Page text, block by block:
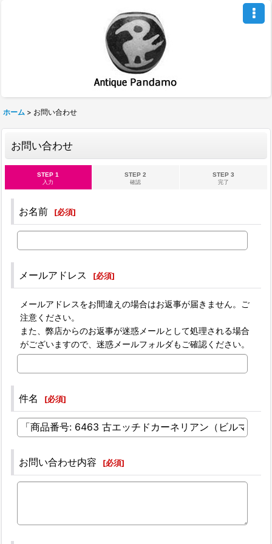
ホーム > お問い合わせ
お問い合わせ
STEP 1
入力
STEP 2
確認
STEP 3
完了
お名前 [必須]
メールアドレス [必須]
メールアドレスをお間違えの場合はお返事が届きません。ご
注意ください。
また、弊店からのお返事が迷惑メールとして処理される場合
がございますので、迷惑メールフォルダもご確認ください。
件名 [必須]
お問い合わせ内容 [必須]